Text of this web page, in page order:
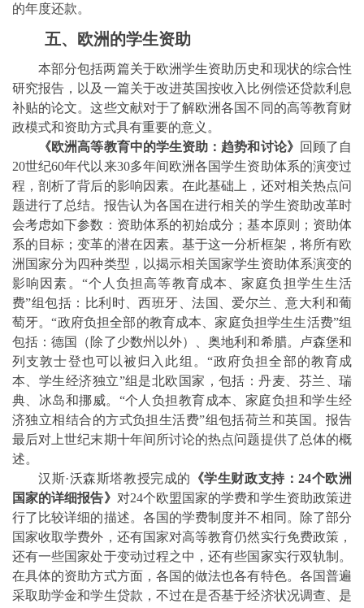
的年度还款。
五、欧洲的学生资助
本部分包括两篇关于欧洲学生资助历史和现状的综合性
研究报告，以及一篇关于改进英国按收入比例偿还贷款利息
补贴的论文。这些文献对于了解欧洲各国不同的高等教育财
政模式和资助方式具有重要的意义。
《欧洲高等教育中的学生资助：趋势和讨论》 回顾了自
20世纪60年代以来30多年间欧洲各国学生资助体系的演变过
程，剖析了背后的影响因素。在此基础上，还对相关热点问
题进行了总结。报告认为各国在进行相关的学生资助改革时
会考虑如下参数：资助体系的初始成分；基本原则；资助体
系的目标；变革的潜在因素。基于这一分析框架，将所有欧
洲国家分为四种类型，以揭示相关国家学生资助体系演变的
影响因素。 “个人负担高等教育成本、家庭负担学生生活
费”组包括：比利时、西班牙、法国、爱尔兰、意大利和葡
萄牙。“政府负担全部的教育成本、家庭负担学生生活费”组
包括：德国（除了少数州以外）、奥地利和希腊。卢森堡和
列支敦士登也可以被归入此组。“政府负担全部的教育成
本、学生经济独立”组是北欧国家，包括：丹麦、芬兰、瑞
典、冰岛和挪威。“个人负担教育成本、家庭负担和学生经
济独立相结合的方式负担生活费”组包括荷兰和英国。报告
最后对上世纪末期十年间所讨论的热点问题提供了总体的概
述。
汉斯·沃森斯塔教授完成的
《学生财政支持：24个欧洲
国家的详细报告》 对24个欧盟国家的学费和学生资助政策进
行了比较详细的描述。各国的学费制度并不相同。除了部分
国家收取学费外，还有国家对高等教育仍然实行免费政策，
还有一些国家处于变动过程之中，还有些国家实行双轨制。
在具体的资助方式方面，各国的做法也各有特色。各国普遍
采取助学金和学生贷款，不过在是否基于经济状况调查、是